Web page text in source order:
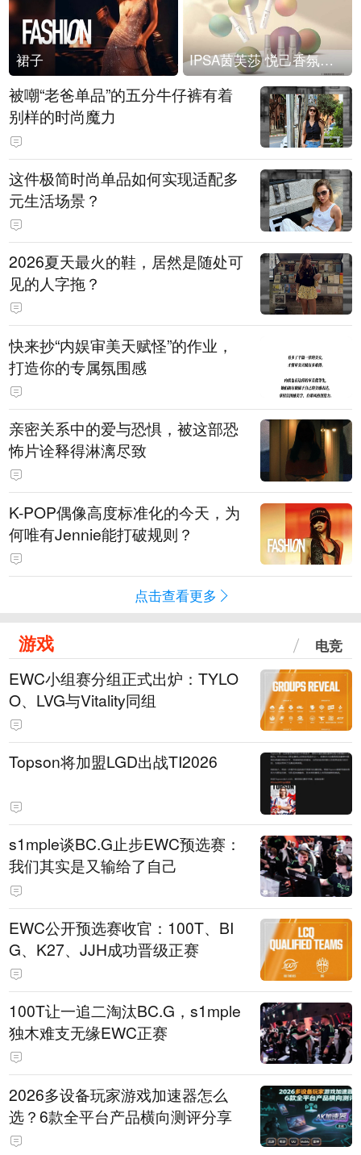
裙子 IPSA茵芙莎 悦己香氛凝露上市
被嘲“老爸单品”的五分牛仔裤有着
别样的时尚魔力
这件极简时尚单品如何实现适配多
元生活场景？
2026夏天最火的鞋，居然是随处可
见的人字拖？
快来抄“内娱审美天赋怪”的作业，
打造你的专属氛围感
亲密关系中的爱与恐惧，被这部恐
怖片诠释得淋漓尽致
K-POP偶像高度标准化的今天，为
何唯有Jennie能打破规则？
点击查看更多
游戏 电竞
EWC小组赛分组正式出炉：TYLO
O、LVG与Vitality同组
Topson将加盟LGD出战TI2026
s1mple谈BC.G止步EWC预选赛：
我们其实是又输给了自己
EWC公开预选赛收官：100T、BI
G、K27、JJH成功晋级正赛
100T让一追二淘汰BC.G，s1mple
独木难支无缘EWC正赛
2026多设备玩家游戏加速器怎么
选？6款全平台产品横向测评分享